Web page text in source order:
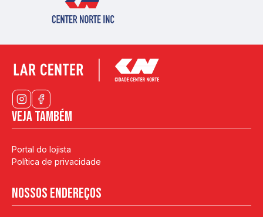
Veja também
Portal do lojista
Política de privacidade
Nossos endereços